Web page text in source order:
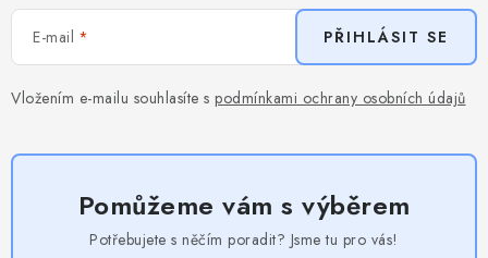
E-mail
Vložením e-mailu souhlasíte s podmínkami ochrany osobních údajů
PŘIHLÁSIT SE
Pomůžeme vám s výběrem
Potřebujete s něčím poradit? Jsme tu pro vás!